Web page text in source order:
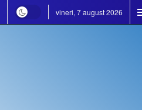
vineri, 7 august 2026